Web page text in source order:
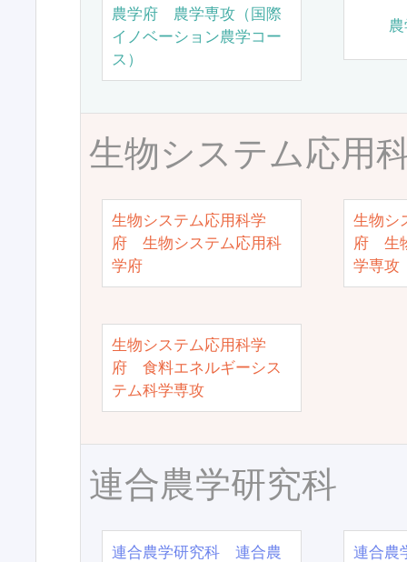
農学府 農学専攻（国際
イノベーション農学コー
ス）
生物システム応用
生物システム応用科学
府 生物システム応用科
学府
生物シ
府 生
学専攻
生物システム応用科学
府 食料エネルギーシス
テム科学専攻
連合農学研究科
連合農学研究科 連合農
連合農